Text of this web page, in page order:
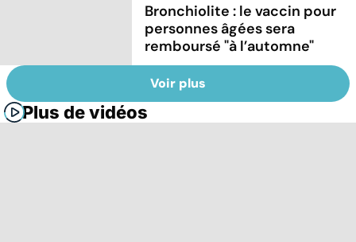
Bronchiolite : le vaccin pour
personnes âgées sera
remboursé "à l’automne"
Voir plus
Plus de vidéos